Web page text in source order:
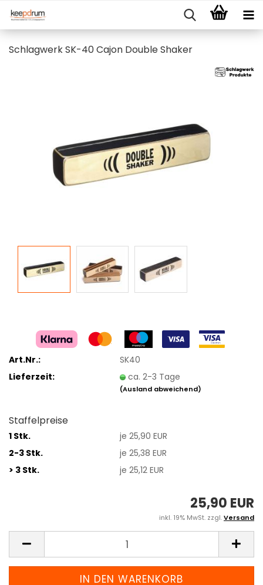
Schlagwerk SK-40 Cajon Double Shaker
Art.Nr.:
SK40
Lieferzeit:
ca. 2-3 Tage
(Ausland abweichend)
Staffelpreise
1 Stk.
je 25,90 EUR
2-3 Stk.
je 25,38 EUR
> 3 Stk.
je 25,12 EUR
25,90 EUR
inkl. 19% MwSt. zzgl.Versand